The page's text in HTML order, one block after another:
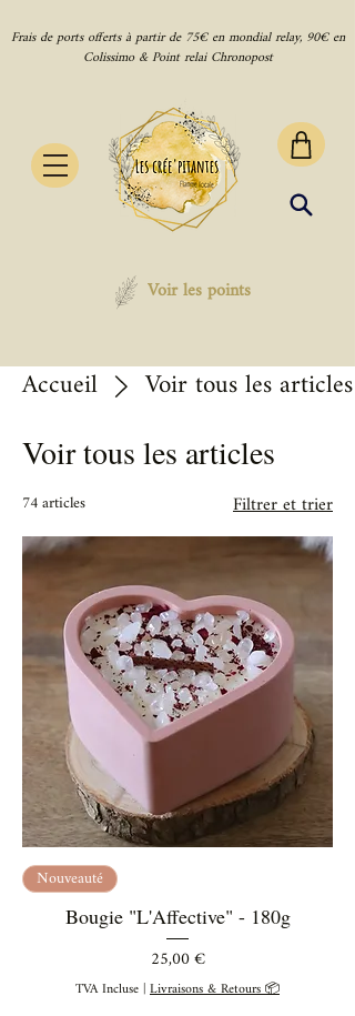
Frais de ports offerts à partir de 75€ en mondial relay, 90€ en
Colissimo & Point relai Chronopost
Voir les points
Accueil Voir tous les articles
Voir tous les articles
74 articles Filtrer et trier
Nouveauté
Bougie "L'Affective" - 180g
Prix
25,00 €
TVA Incluse|Livraisons & Retours 📦